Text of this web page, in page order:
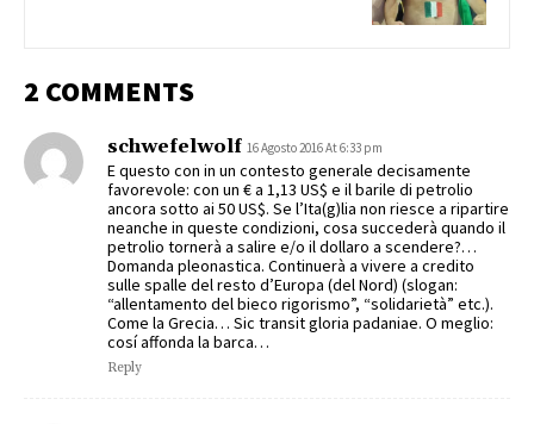
2 COMMENTS
schwefelwolf 16 Agosto 2016 At 6:33 pm
E questo con in un contesto generale decisamente
favorevole: con un € a 1,13 US$ e il barile di petrolio
ancora sotto ai 50 US$. Se l’Ita(g)lia non riesce a ripartire
neanche in queste condizioni, cosa succederà quando il
petrolio tornerà a salire e/o il dollaro a scendere?…
Domanda pleonastica. Continuerà a vivere a credito
sulle spalle del resto d’Europa (del Nord) (slogan:
“allentamento del bieco rigorismo”, “solidarietà” etc.).
Come la Grecia… Sic transit gloria padaniae. O meglio:
cosí affonda la barca…
Reply